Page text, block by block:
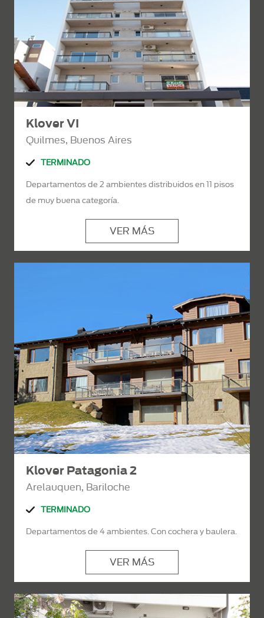
Klover VI
Quilmes, Buenos Aires
TERMINADO
Departamentos de 2 ambientes distribuidos en 11 pisos
de muy buena categoría.
VER MÁS
Klover Patagonia 2
Arelauquen, Bariloche
TERMINADO
Departamentos de 4 ambientes. Con cochera y baulera.
VER MÁS